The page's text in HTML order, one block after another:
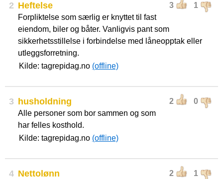
2 3 1
Heftelse
Forpliktelse som særlig er knyttet til fast
eiendom, biler og båter. Vanligvis pant som
sikkerhetsstillelse i forbindelse med låneopptak eller
utleggsforretning.
Kilde: tagrepidag.no (offline)
3 2 0
husholdning
Alle personer som bor sammen og som
har felles kosthold.
Kilde: tagrepidag.no (offline)
4 2 1
Nettolønn